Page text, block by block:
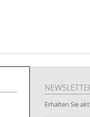
Erhalten Sie